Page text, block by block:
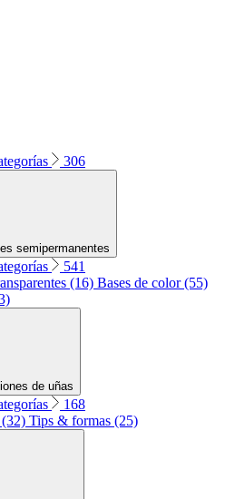
306
semipermanentes
541
(16) Bases de color (55)
de uñas
168
Tips & formas (25)